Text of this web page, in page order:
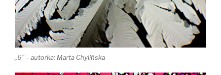
„6” – autorka: Marta Chylińska